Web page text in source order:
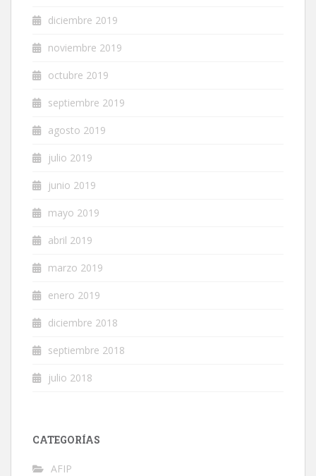
diciembre 2019
noviembre 2019
octubre 2019
septiembre 2019
agosto 2019
julio 2019
junio 2019
mayo 2019
abril 2019
marzo 2019
enero 2019
diciembre 2018
septiembre 2018
julio 2018
CATEGORÍAS
AFIP